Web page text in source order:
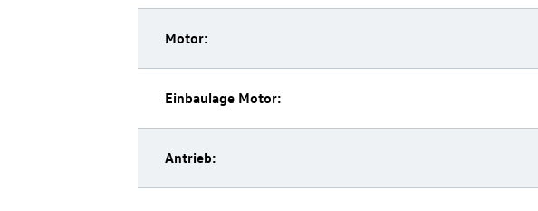
Motor:
Einbaulage Motor:
Antrieb: